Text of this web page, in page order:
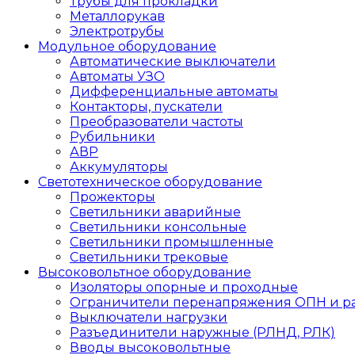
Металлорукав
Электротрубы
Модульное оборудование
Автоматические выключатели
Автоматы УЗО
Дифференциальные автоматы
Контакторы, пускатели
Преобразователи частоты
Рубильники
АВР
Аккумуляторы
Светотехническое оборудование
Прожекторы
Светильники аварийные
Светильники консольные
Светильники промышленные
Светильники трековые
Высоковольтное оборудование
Изоляторы опорные и проходные
Ограничители перенапряжения ОПН и
Выключатели нагрузки
Разъединители наружные (РЛНД, РЛК)
Вводы высоковольтные